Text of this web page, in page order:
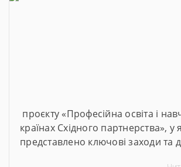
проєкту «Професійна освіта і
країнах Східного партнерства», у
представлено ключові заходи та